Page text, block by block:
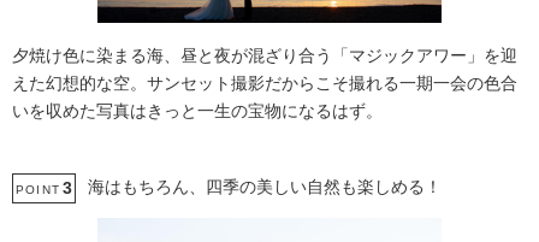
夕焼け色に染まる海、昼と夜が混ざり合う「マジックアワー」を迎
えた幻想的な空。サンセット撮影だからこそ撮れる一期一会の色合
いを収めた写真はきっと一生の宝物になるはず。
POINT 3 海はもちろん、四季の美しい自然も楽しめる！